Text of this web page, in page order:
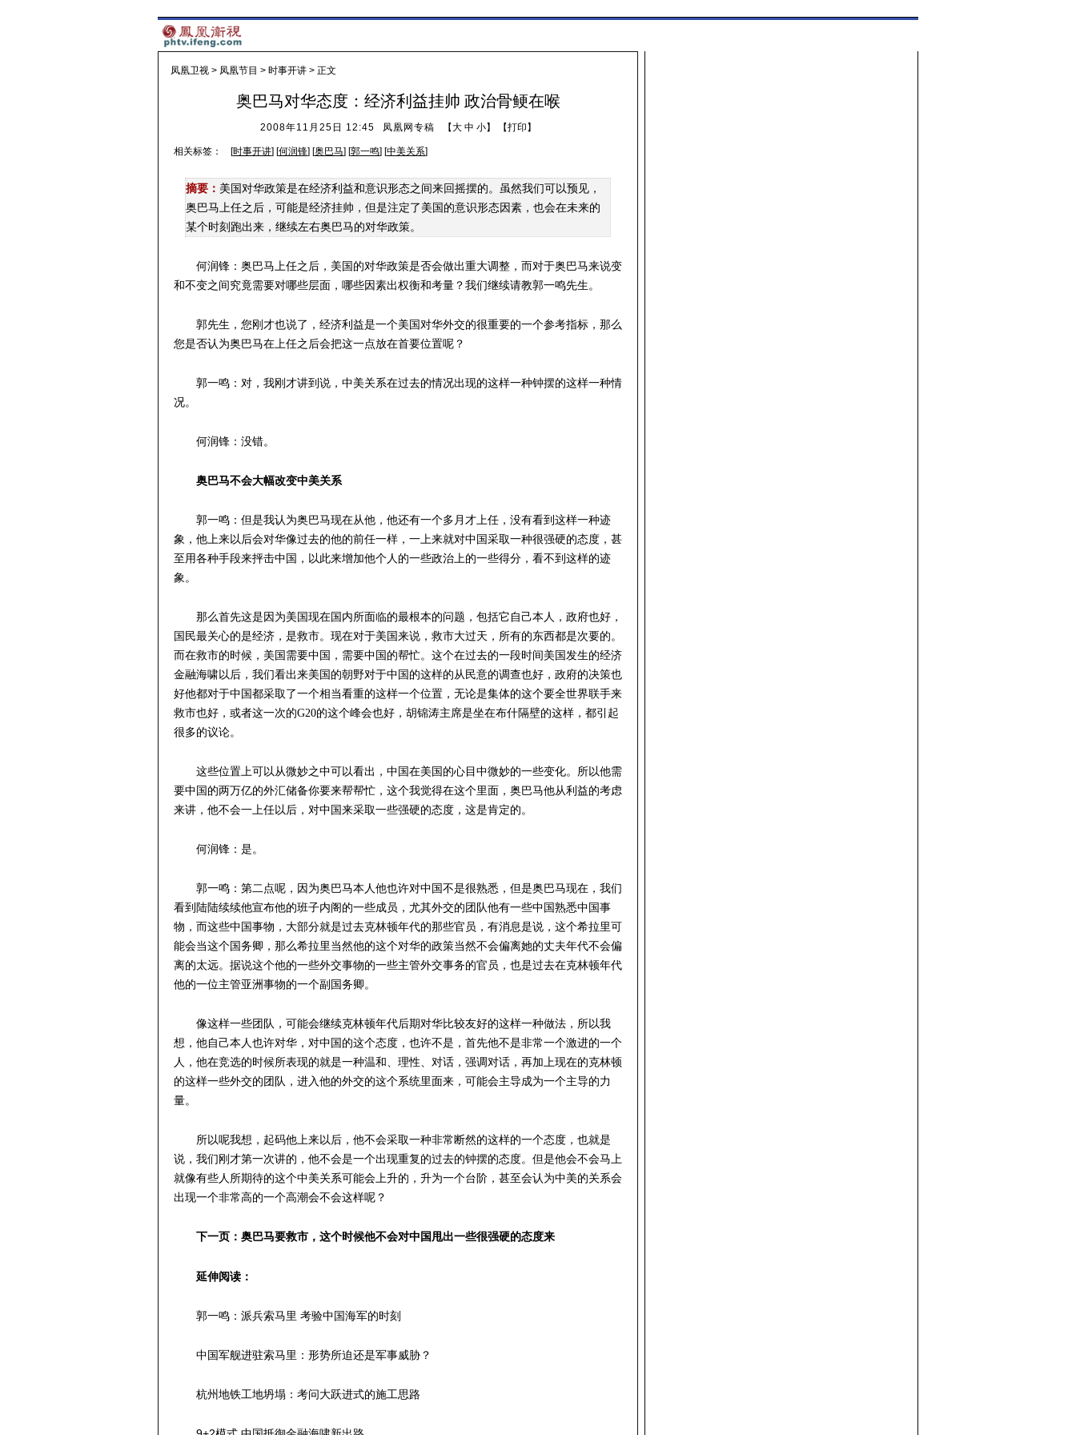
凤凰卫视 > 凤凰节目 > 时事开讲 > 正文
奥巴马对华态度：经济利益挂帅 政治骨鲠在喉
2008年11月25日 12:45 凤凰网专稿 【大 中 小】 【打印 】
相关标签： [时事开讲] [何润锋] [奥巴马] [郭一鸣] [中美关系]
摘要： 美国对华政策是在经济利益和意识形态之间来回摇摆的。虽然我们可以预见，
奥巴马上任之后，可能是经济挂帅，但是注定了美国的意识形态因素，也会在未来的
某个时刻跑出来，继续左右奥巴马的对华政策。
何润锋：奥巴马上任之后，美国的对华政策是否会做出重大调整，而对于奥巴马来说变
和不变之间究竟需要对哪些层面，哪些因素出权衡和考量？我们继续请教郭一鸣先生。
郭先生，您刚才也说了，经济利益是一个美国对华外交的很重要的一个参考指标，那么
您是否认为奥巴马在上任之后会把这一点放在首要位置呢？
郭一鸣：对，我刚才讲到说，中美关系在过去的情况出现的这样一种钟摆的这样一种情
况。
何润锋：没错。
奥巴马不会大幅改变中美关系
郭一鸣：但是我认为奥巴马现在从他，他还有一个多月才上任，没有看到这样一种迹
象，他上来以后会对华像过去的他的前任一样，一上来就对中国采取一种很强硬的态度，甚
至用各种手段来抨击中国，以此来增加他个人的一些政治上的一些得分，看不到这样的迹
象。
那么首先这是因为美国现在国内所面临的最根本的问题，包括它自己本人，政府也好，
国民最关心的是经济，是救市。现在对于美国来说，救市大过天，所有的东西都是次要的。
而在救市的时候，美国需要中国，需要中国的帮忙。这个在过去的一段时间美国发生的经济
金融海啸以后，我们看出来美国的朝野对于中国的这样的从民意的调查也好，政府的决策也
好他都对于中国都采取了一个相当看重的这样一个位置，无论是集体的这个要全世界联手来
救市也好，或者这一次的G20的这个峰会也好，胡锦涛主席是坐在布什隔壁的这样，都引起
很多的议论。
这些位置上可以从微妙之中可以看出，中国在美国的心目中微妙的一些变化。所以他需
要中国的两万亿的外汇储备你要来帮帮忙，这个我觉得在这个里面，奥巴马他从利益的考虑
来讲，他不会一上任以后，对中国来采取一些强硬的态度，这是肯定的。
何润锋：是。
郭一鸣：第二点呢，因为奥巴马本人他也许对中国不是很熟悉，但是奥巴马现在，我们
看到陆陆续续他宣布他的班子内阁的一些成员，尤其外交的团队他有一些中国熟悉中国事
物，而这些中国事物，大部分就是过去克林顿年代的那些官员，有消息是说，这个希拉里可
能会当这个国务卿，那么希拉里当然他的这个对华的政策当然不会偏离她的丈夫年代不会偏
离的太远。据说这个他的一些外交事物的一些主管外交事务的官员，也是过去在克林顿年代
他的一位主管亚洲事物的一个副国务卿。
像这样一些团队，可能会继续克林顿年代后期对华比较友好的这样一种做法，所以我
想，他自己本人也许对华，对中国的这个态度，也许不是，首先他不是非常一个激进的一个
人，他在竞选的时候所表现的就是一种温和、理性、对话，强调对话，再加上现在的克林顿
的这样一些外交的团队，进入他的外交的这个系统里面来，可能会主导成为一个主导的力
量。
所以呢我想，起码他上来以后，他不会采取一种非常断然的这样的一个态度，也就是
说，我们刚才第一次讲的，他不会是一个出现重复的过去的钟摆的态度。但是他会不会马上
就像有些人所期待的这个中美关系可能会上升的，升为一个台阶，甚至会认为中美的关系会
出现一个非常高的一个高潮会不会这样呢？
下一页：奥巴马要救市，这个时候他不会对中国甩出一些很强硬的态度来
延伸阅读：
郭一鸣：派兵索马里 考验中国海军的时刻
中国军舰进驻索马里：形势所迫还是军事威胁？
杭州地铁工地坍塌：考问大跃进式的施工思路